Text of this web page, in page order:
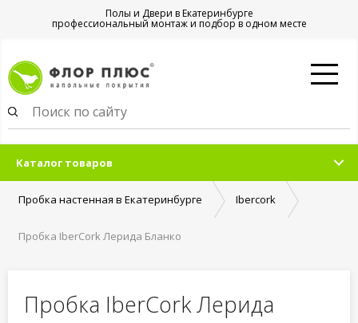
Полы и Двери в Екатеринбурге
профессиональный монтаж и подбор в одном месте
Каталог товаров
Пробка настенная в Екатеринбурге Ibercork
Пробка IberCork Лерида Бланко
Пробка IberCork Лерида